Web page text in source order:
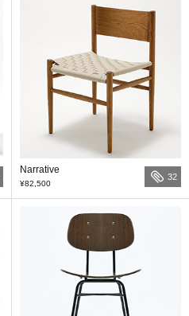
Narrative
¥82,500
32